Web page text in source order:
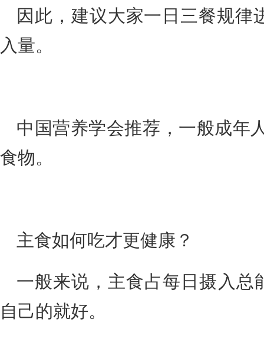
因此，建议大家一日三餐规律
入量。
中国营养学会推荐，一般成年
食物。
主食如何吃才更健康？
一般来说，主食占每日摄入总
自己的就好。